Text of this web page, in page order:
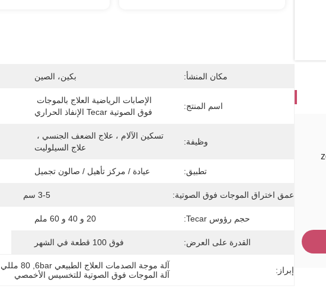
مكان المنشأ: بكين، الصين
اسم المنتج:
فوق الصوتية Tecar الإنفاذ الحراري
وظيفة:
علاج السيلوليت
تطبيق: عيادة / مركز تأهيل / صالون تجميل
عمق اختراق الموجات فوق الصوتية: 3-5 سم
حجم رؤوس Tecar: 20 و 40 و 60 ملم
القدرة على العرض: فوق 100 قطعة في الشهر
إبراز: آلة موجة الصدمات العلاج الطبيعي 6bar , 80 مللي متر مقبض آلة الموجات فوق الصوتية بالموجات فوق الصوتية
آلة الموجات فوق الصوتية للتخسيس الأخمصي